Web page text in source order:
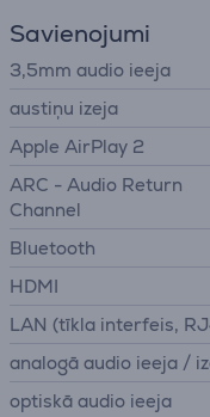
Savienojumi
3,5mm audio ieeja
austiņu izeja
Apple AirPlay 2
ARC - Audio Return
Channel
Bluetooth
HDMI
LAN (tīkla interfeis,
analogā audio ieeja /
optiskā audio ieeja